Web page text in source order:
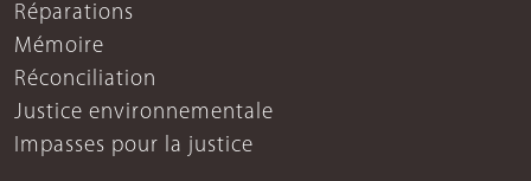
Réparations
Mémoire
Réconciliation
Justice environnementale
Impasses pour la justice